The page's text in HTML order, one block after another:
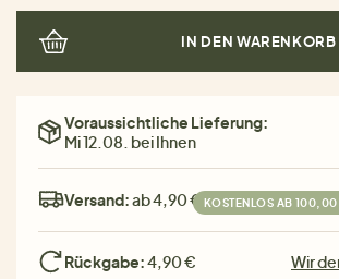
IN DEN WARENKORB
Voraussichtliche Lieferung:
Mi 12.08. bei Ihnen
Versand:ab 4,90 € KOSTENLOS AB
Rückgabe:4,90 € Wir